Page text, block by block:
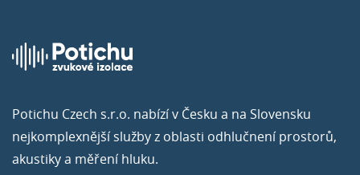
Potichu Czech s.r.o. nabízí v Česku a na Slovensku
nejkomplexnější služby z oblasti odhlučnení prostorů,
akustiky a měření hluku.